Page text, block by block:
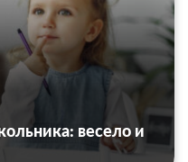
весело и